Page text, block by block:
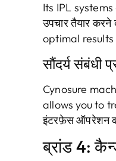
Its IPL
उपचार तैयार
optimal
सौंदर्य संबंधी
Cynosure
allows you to
इंटरफ़ेस ऑपरेशन
ब्रांड 4: